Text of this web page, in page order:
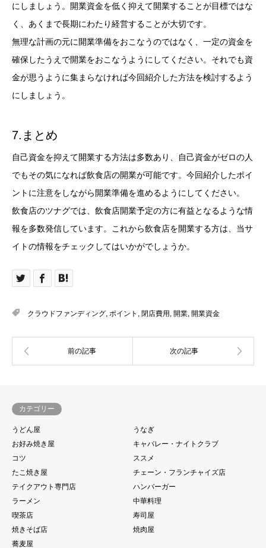
にしましょう。開業資金を低く抑えて開業することが目標ではな
く、あくまで長期にわたり経営することが大切です。
無理な計画の元に開業準備をおこなうのではなく、一定の資金を
確保したうえで開業をおこなうようにしてください。それでも資
金が思うように集まらなければ今回紹介した方法を検討するよう
にしましょう。
7.まとめ
自己資金を抑えて開業する方法は多数あり、自己資金がゼロの人
でもその気になれば飲食店の開業が可能です。今回紹介したポイ
ントに注意をしながら開業準備を進めるようにしてください。
飲食店のツナグでは、飲食店開業予定の方に有益となるような情
報を多数発信しています。これから飲食店を開業する方は、当サ
イトの情報をチェックしてはいかがでしょうか。
クラウドファンディング ポイント 閉店費用 開業 開業資金
カテゴリー
うどん屋
うなぎ
お好み焼き屋
キャバレー・ナイトクラブ
コツ
ススメ
たこ焼き屋
チェーン・フランチャイズ店
テイクアウト専門店
ハンバーガー
ラーメン
中華料理
喫茶店
寿司屋
焼きそば店
焼肉屋
蕎麦屋